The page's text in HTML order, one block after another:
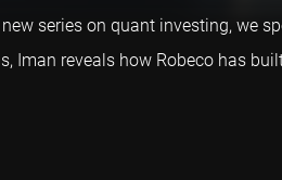
series on quant investing, we
Iman reveals how Robeco has